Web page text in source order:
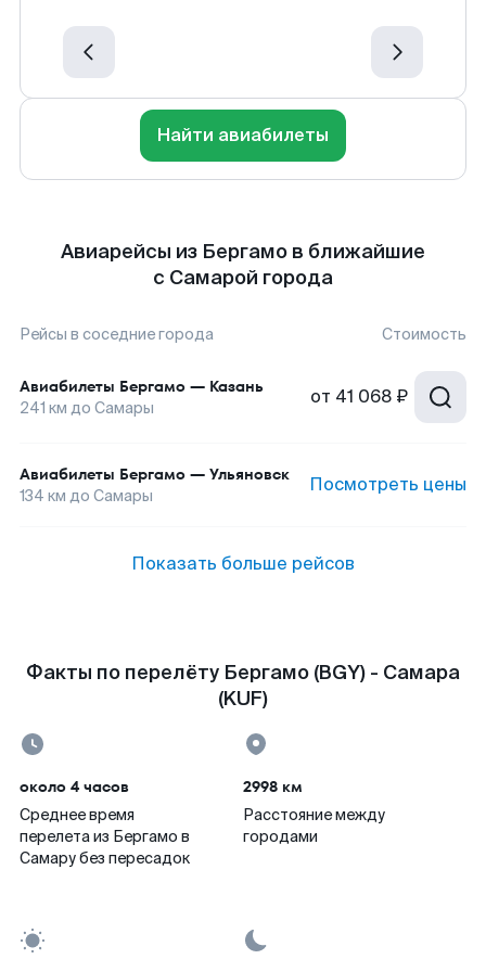
Найти авиабилеты
Авиарейсы из Бергамо в ближайшие
с Самарой города
Рейсы в соседние города Стоимость
Авиабилеты Бергамо — Казань
241 км до Самары от 41 068 ₽
Авиабилеты Бергамо — Ульяновск
134 км до Самары Посмотреть цены
Показать больше рейсов
Факты по перелёту Бергамо (BGY) - Самара
(KUF)
около 4 часов
Среднее время
перелета из Бергамо в
Самару без пересадок
2998 км
Расстояние между
городами